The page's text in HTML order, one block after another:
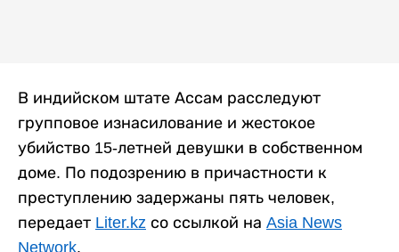
В индийском штате Ассам расследуют
групповое изнасилование и жестокое
убийство 15-летней девушки в собственном
доме. По подозрению в причастности к
преступлению задержаны пять человек,
передает Liter.kz со ссылкой на Asia News
Network.